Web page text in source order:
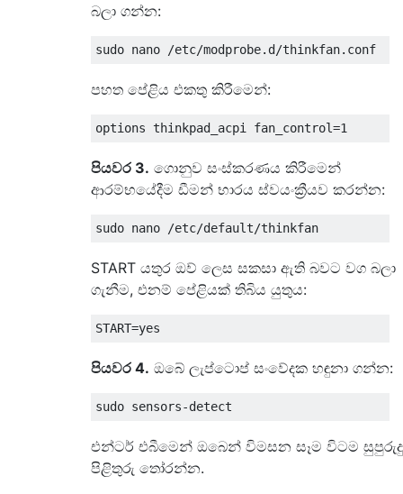
බලා ගන්න:
පහත පේළිය එකතු කිරීමෙන්:
පියවර 3. ගොනුව සංස්කරණය කිරීමෙන්
ආරම්භයේදීම ඩීමන් භාරය ස්වයංක්‍රීයව කරන්න:
START යතුර ඔව් ලෙස සකසා ඇති බවට වග බලා
ගැනීම, එනම් පේළියක් තිබිය යුතුය:
පියවර 4. ඔබේ ලැප්ටොප් සංවේදක හඳුනා ගන්න:
එන්ටර් එබීමෙන් ඔබෙන් විමසන සෑම විටම සුපුරුදු
පිළිතුරු තෝරන්න.